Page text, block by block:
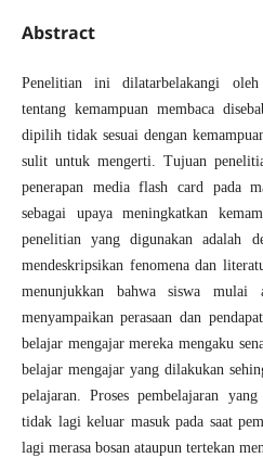
Abstract
Penelitian ini dilatarbelakangi oleh
tentang kemampuan membaca
dipilih tidak sesuai dengan
sulit untuk mengerti. Tujuan
penerapan media flash card pada
sebagai upaya meningkatkan
penelitian yang digunakan adalah
mendeskripsikan fenomena dan
menunjukkan bahwa siswa
menyampaikan perasaan dan
belajar mengajar mereka mengaku
belajar mengajar yang dilakukan
pelajaran. Proses pembelajaran
tidak lagi keluar masuk pada saat
lagi merasa bosan ataupun tertekan